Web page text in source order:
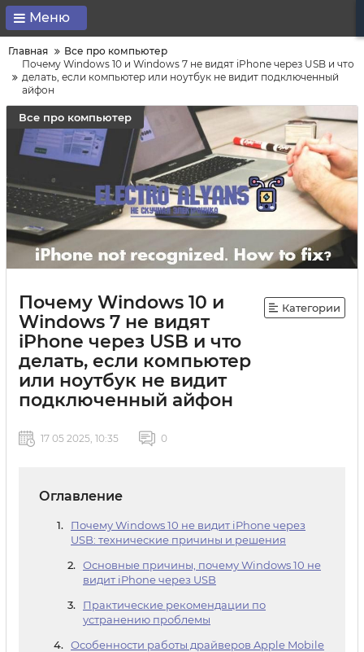
Меню
Главная
Все про компьютер
Почему Windows 10 и Windows 7 не видят iPhone через USB и что
делать, если компьютер или ноутбук не видит подключенный
айфон
Все про компьютер
Почему Windows 10 и
Windows 7 не видят
iPhone через USB и что
делать, если компьютер
или ноутбук не видит
подключенный айфон
Категории
17 05 2025, 10:35 0
Оглавление
Почему Windows 10 не видит iPhone через
USB: технические причины и решения
Основные причины, почему Windows 10 не
видит iPhone через USB
Практические рекомендации по
устранению проблемы
Особенности работы драйверов Apple Mobile